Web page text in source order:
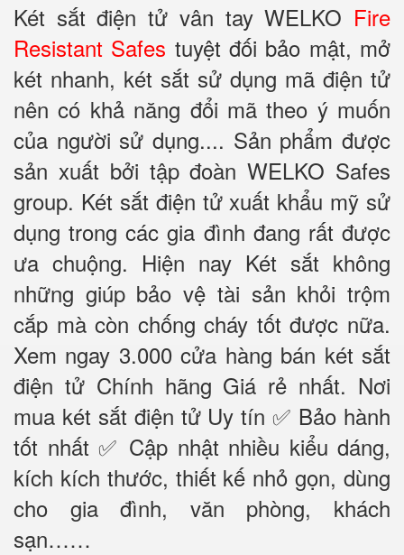
Két sắt điện tử vân tay WELKO Fire
Resistant Safes tuyệt đối bảo mật, mở
két nhanh, két sắt sử dụng mã điện tử
nên có khả năng đổi mã theo ý muốn
của người sử dụng.... Sản phẩm được
sản xuất bởi tập đoàn WELKO Safes
group. Két sắt điện tử xuất khẩu mỹ sử
dụng trong các gia đình đang rất được
ưa chuộng. Hiện nay Két sắt không
những giúp bảo vệ tài sản khỏi trộm
cắp mà còn chống cháy tốt được nữa.
Xem ngay 3.000 cửa hàng bán két sắt
điện tử Chính hãng Giá rẻ nhất. Nơi
mua két sắt điện tử Uy tín ✅ Bảo hành
tốt nhất ✅ Cập nhật nhiều kiểu dáng,
kích kích thước, thiết kế nhỏ gọn, dùng
cho gia đình, văn phòng, khách
sạn……